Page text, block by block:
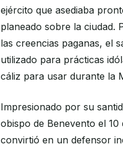
ejército que asediaba
planeado sobre la ciudad.
las creencias paganas, el
utilizado para prácticas
cáliz para usar durante la
Impresionado por su
obispo de Benevento el
convirtió en un defensor